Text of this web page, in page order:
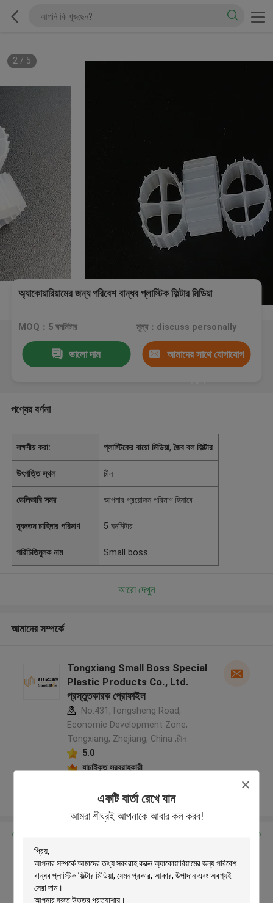
একটি বার্তা রেখে যান
আমরা শীঘ্রই আপনাকে আবার কল করব!
2/ 5
অ্যাকোয়ারিয়ামের জন্য পরিবেশ বান্ধব প্লাস্টিক ফিল্টার মিডিয়া
MOQ：5 ঘনমিটার মূল্য：discuss personally
ভালো দাম আমাদের সাথে যোগাযোগ
পণ্যের বর্ণনা
লক্ষণীয় করা: প্লাস্টিকের বায়ো মিডিয়া,জৈব বল ফিল্টার
উৎপত্তি স্থল চীন
ডেলিভারি সময় আপনার প্রয়োজন পরিমাণ হিসাবে
ন্যূনতম চাহিদার পরিমাণ 5 ঘনমিটার
পরিচিতিমুলক নাম Small boss
আরো দেখুন
আমাদের সম্পর্কে
Tongxiang Small Boss Special
Plastic Products Co., Ltd.
প্রস্তুতকারক প্রোফাইল
No.431,Tongsheng Road,
Economic Development Zone,
Tongxiang, Zhejiang, China ,চীন
5.0
যাচাইকৃত সরবরাহকারী
আরো দেখুন
অ্যাকোয়ারিয়ামের জন্য পরিবেশ বান্ধব প্লাস্টিক
ফিল্টার মিডিয়া